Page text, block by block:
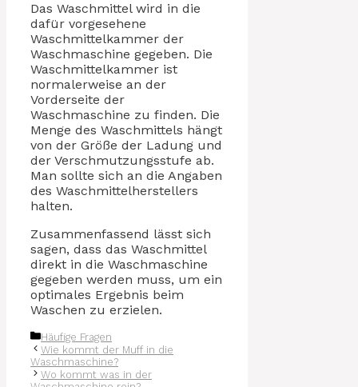
Das Waschmittel wird in die
dafür vorgesehene
Waschmittelkammer der
Waschmaschine gegeben. Die
Waschmittelkammer ist
normalerweise an der
Vorderseite der
Waschmaschine zu finden. Die
Menge des Waschmittels hängt
von der Größe der Ladung und
der Verschmutzungsstufe ab.
Man sollte sich an die Angaben
des Waschmittelherstellers
halten.
Zusammenfassend lässt sich
sagen, dass das Waschmittel
direkt in die Waschmaschine
gegeben werden muss, um ein
optimales Ergebnis beim
Waschen zu erzielen.
Kategorien
Häufige Fragen
Wie kommt der Muff in die
Waschmaschine?
Wo kommt was in der